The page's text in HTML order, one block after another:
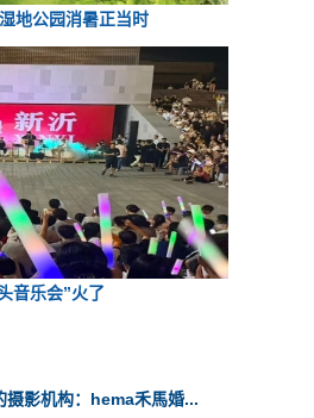
地公园消暑正当时
音乐会”火了
摄影机构：hema禾馬婚...